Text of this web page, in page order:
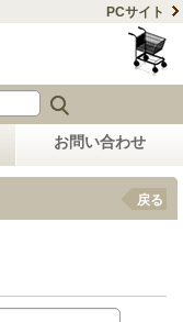
PCサイト
お問い合わせ
戻る